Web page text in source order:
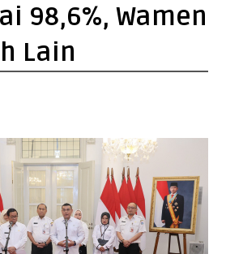
98,6%, Wamen
Lain